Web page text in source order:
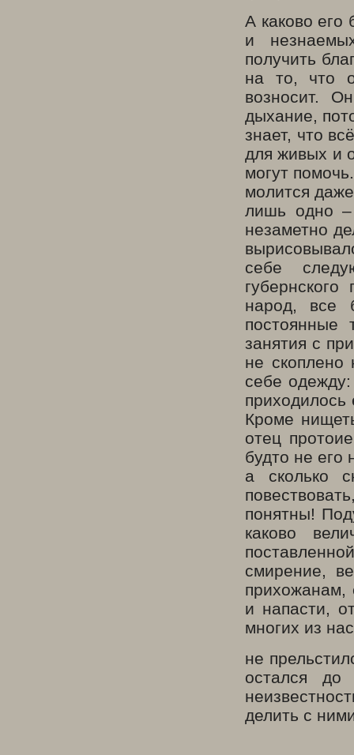
А каково
и
получить
на то, что
возносит.
дыхание,
знает, что
для живых и
могут
молится
лишь одно –
незаметно
себе
народ, все
постоянные
занятия с
не скоплено
себе
Кроме
отец
будто не его
а сколько
понятны!
каково
смирение,
прихожанам,
и напасти,
многих из
не
остался
делить с